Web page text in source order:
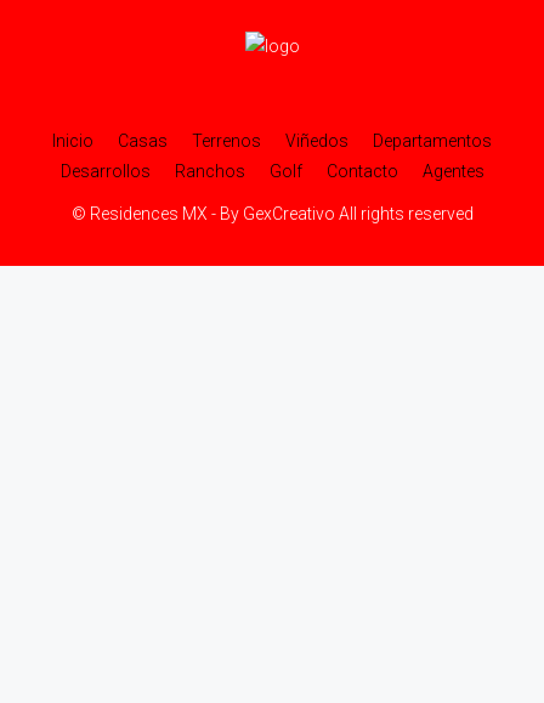
Inicio Casas Terrenos Viñedos
Departamentos
Desarrollos
Ranchos Golf Contacto Agentes
© Residences MX - By GexCreativo All rights reserved